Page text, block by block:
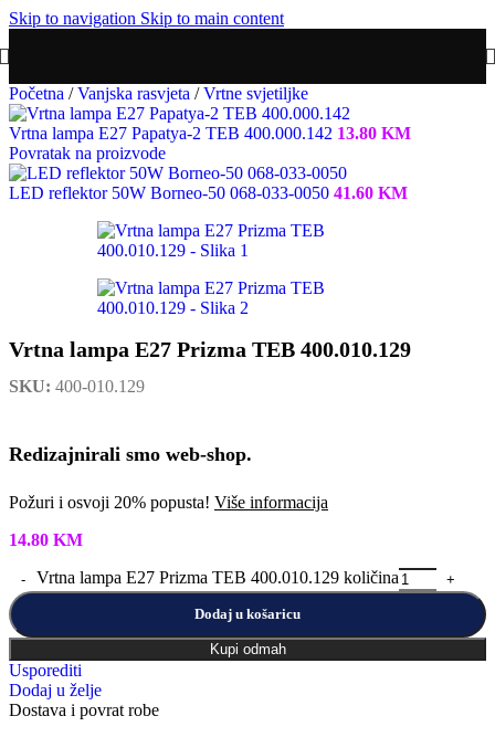
Skip to navigation Skip to main content
Početna / Vanjska rasvjeta / Vrtne svjetiljke
Vrtna lampa E27 Papatya-2 TEB 400.000.142 13.80 KM
Povratak na proizvode
LED reflektor 50W Borneo-50 068-033-0050 41.60 KM
Vrtna lampa E27 Prizma TEB 400.010.129
SKU: 400-010.129
Redizajnirali smo web-shop.
Požuri i osvoji 20% popusta! Više informacija
14.80 KM
Vrtna lampa E27 Prizma TEB 400.010.129 količina
Dodaj u košaricu
Kupi odmah
Usporediti
Dodaj u želje
Dostava i povrat robe